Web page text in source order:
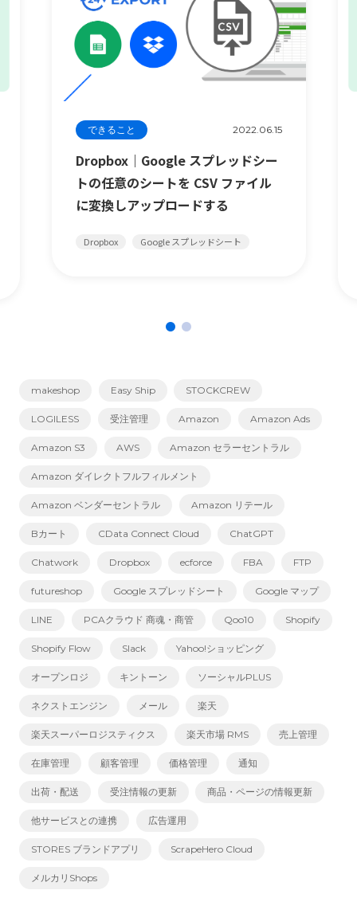
できること 2022.06.15
Dropbox｜Google スプレッドシー
トの任意のシートを CSV ファイル
に変換しアップロードする
Dropbox Google スプレッドシート
makeshop Easy Ship STOCKCREW
LOGILESS 受注管理 Amazon Amazon Ads
Amazon S3 AWS Amazon セラーセントラル
Amazon ダイレクトフルフィルメント
Amazon ベンダーセントラル Amazon リテール
Bカート CData Connect Cloud ChatGPT
Chatwork Dropbox ecforce FBA FTP
futureshop Google スプレッドシート Google マップ
LINE PCAクラウド 商魂・商管 Qoo10 Shopify
Shopify Flow Slack Yahoo!ショッピング
オープンロジ キントーン ソーシャルPLUS
ネクストエンジン メール 楽天
楽天スーパーロジスティクス 楽天市場 RMS 売上管理
在庫管理 顧客管理 価格管理 通知
出荷・配送 受注情報の更新 商品・ページの情報更新
他サービスとの連携 広告運用
STORES ブランドアプリ ScrapeHero Cloud
メルカリShops